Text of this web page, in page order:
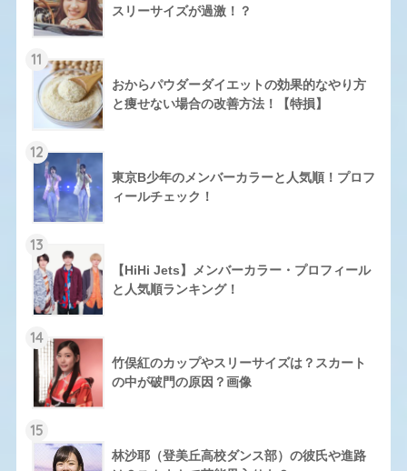
スリーサイズが過激！？
11
おからパウダーダイエットの効果的なやり方
と痩せない場合の改善方法！【特損】
12
東京B少年のメンバーカラーと人気順！プロフ
ィールチェック！
13
【HiHi Jets】メンバーカラー・プロフィール
と人気順ランキング！
14
竹俣紅のカップやスリーサイズは？スカート
の中が破門の原因？画像
15
林沙耶（登美丘高校ダンス部）の彼氏や進路